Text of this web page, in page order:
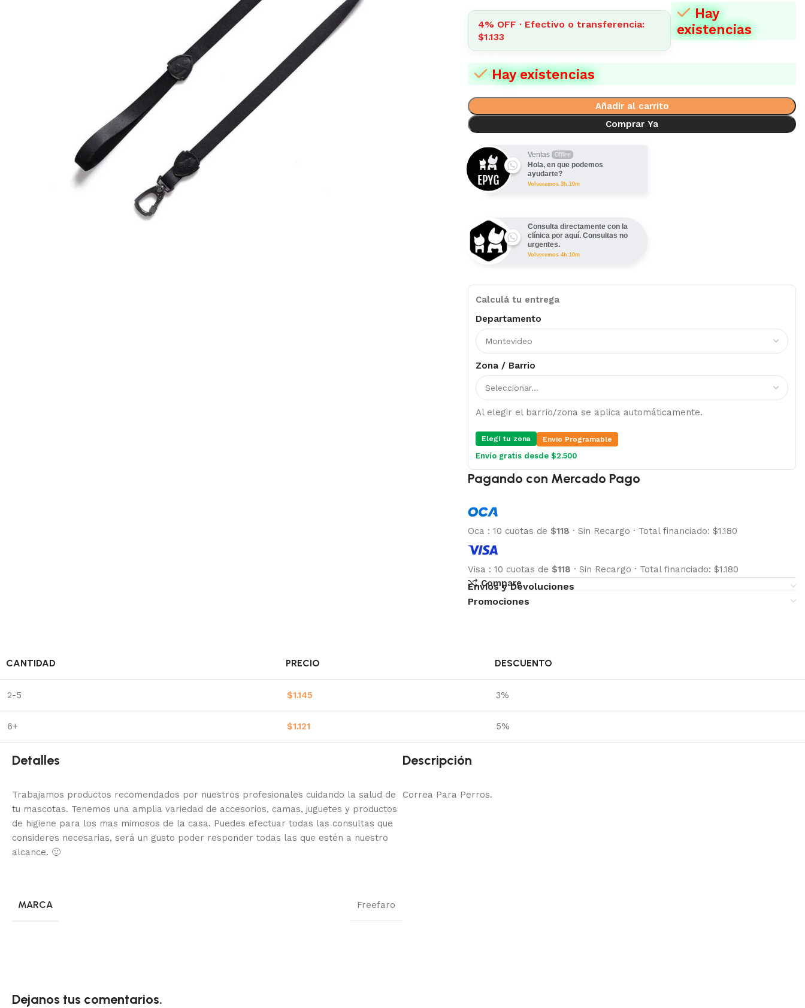
4% OFF · Efectivo o transferencia:
$1.133
Hay
existencias
Hay existencias
Añadir al carrito
Comprar Ya
Ventas Offline
Hola, en que podemos
ayudarte?
Volveremos 3h:10m
Consulta directamente con la
clínica por aquí. Consultas no
urgentes.
Volveremos 4h:10m
Calculá tu entrega
Departamento
Zona / Barrio
Al elegir el barrio/zona se aplica automáticamente.
Elegí tu zona Envio Programable
Envío gratis desde $2.500
Pagando con Mercado Pago
Oca : 10 cuotas de $118 · Sin Recargo · Total financiado: $1.180
Visa : 10 cuotas de $118 · Sin Recargo · Total financiado: $1.180
Compare
Envíos y Devoluciones
Promociones
CANTIDAD PRECIO DESCUENTO
2-5 $1.145 3%
6+ $1.121 5%
Detalles
Trabajamos productos recomendados por nuestros profesionales cuidando la salud de
tu mascotas. Tenemos una amplia variedad de accesorios, camas, juguetes y productos
de higiene para los mas mimosos de la casa. Puedes efectuar todas las consultas que
consideres necesarias, será un gusto poder responder todas las que estén a nuestro
alcance. 🙂
MARCA Freefaro
Descripción
Correa Para Perros.
Dejanos tus comentarios.